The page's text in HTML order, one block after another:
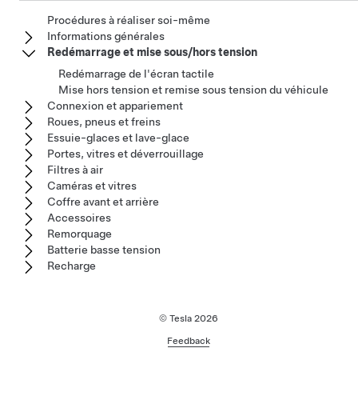
Procédures à réaliser soi-même
Informations générales
Redémarrage et mise sous/hors tension
Redémarrage de l'écran tactile
Mise hors tension et remise sous tension du véhicule
Connexion et appariement
Roues, pneus et freins
Essuie-glaces et lave-glace
Portes, vitres et déverrouillage
Filtres à air
Caméras et vitres
Coffre avant et arrière
Accessoires
Remorquage
Batterie basse tension
Recharge
© Tesla 2026
Feedback